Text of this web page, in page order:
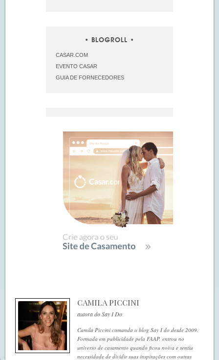
BLOGROLL
CASAR.COM
EVENTO CASAR
GUIA DE FORNECEDORES
CAMILA PICCINI
autora do Say I Do
Camila Piccini comanda o blog Say I do desde 2009.
Formada em publicidade pela FAAP, entrou no
universo de casamento quando ficou noiva e sentiu
necessidade de dividir suas inspirações com outras